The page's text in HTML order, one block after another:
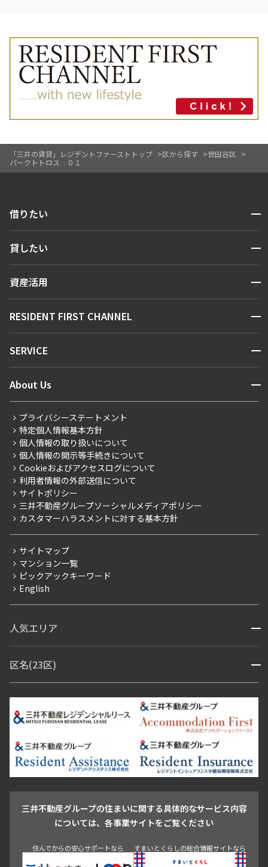
「三井の賃貸」レジデントファーストトップ 区から探す
世田谷区
パークトトロス ０１
借りたい 開閉
人気エリアから探す
新着情報から探す
新着募集情報
こだわりから探す
こだわり一覧
プレミアムマンション
新築
当社限定（港区・渋谷区）
当社限定（港区・渋谷区以外）
三井不動産企画
賃料改定
フリーレント
ペット可
ブランドマンション
貸したい 開閉
お問い合わせ
資産活用 開閉
お問い合わせ
RESIDENT FIRST CHANNEL 開閉
マンションレポート
住まいのコラム
SERVICE 開閉
会員ページ
ご入居・提携サービス
お部屋探しからご契約まで
よくあるご質問
社宅紹介
【仲介会社様向け】当社仲介事業部取り扱い物件入居申込
About Us 開閉
会社情報
事業案内
採用情報
ニュースリリース
お問い合わせ
プライバシーステートメント
特定個人情報基本方針
個人情報の取り扱いについて
個人情報の開示等手続きについて
Cookieおよびアクセスログについて
利用者情報の外部送信について
サイトポリシー
三井不動産グループソーシャルメディアポリシー
カスタマーハラスメントに対する基本方針
サイトマップ
マンション一覧
ピックアックキーワード
English
人気エリア 開閉
青山・表参道・原宿
市ヶ谷・神楽坂・飯田橋
三田・芝・浜松町
芝浦・汐留・品川
月島・勝どき・豊洲
本郷・春日・小石川
目白・高田馬場・早稲田
池尻大橋・三軒茶屋
祐天寺・学芸大学・自由が丘
駒沢・用賀・二子玉川
成城・砧
池袋・板橋・王子
青山 渋谷 東京・大手町 新宿 品川
目黒・中目黒
区名(23区) 開閉
江東区 台東区 墨田区
中野区
豊島区
杉並区 板橋区 練馬区 荒川区
足立区
葛飾区
江戸川区
三井不動産グループの住まいに関する具体的なサービス内容
については、各事業サイトをご覧ください
住んでからの安心サポートなら すまいとくらしの総合情報サイトなら